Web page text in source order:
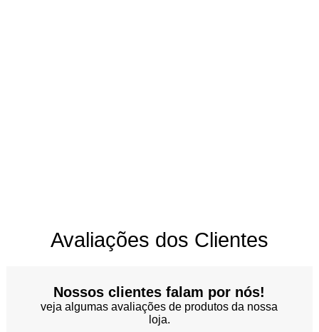
Avaliações dos Clientes
Nossos clientes falam por nós!
veja algumas avaliações de produtos da nossa
loja.